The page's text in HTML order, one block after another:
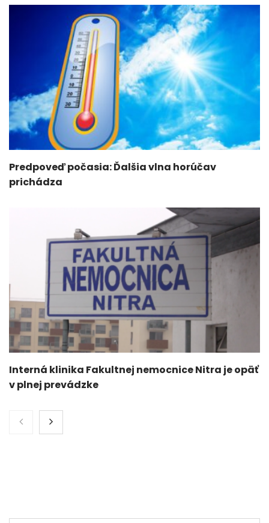
Predpoveď počasia: Ďalšia vlna horúčav
prichádza
Interná klinika Fakultnej nemocnice Nitra je opäť
v plnej prevádzke